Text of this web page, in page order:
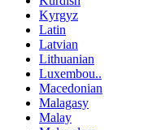
Kyrgyz
Latin
Latvian
Lithuanian
Luxembou..
Macedonian
Malagasy
Malay